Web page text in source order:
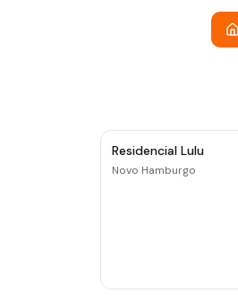
Residencial Lulu
Novo Hamburgo